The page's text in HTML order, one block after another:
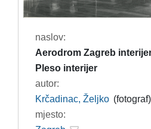
naslov:
Aerodrom Zagreb
Pleso interijer
autor:
Krčadinac, Željko (fotograf)
mjesto: